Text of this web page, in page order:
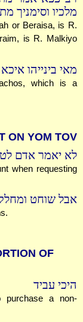
מלכיו וסימניך
or Beraisa, is R.
is R. Malkiyo
מאי בינייהו
which is a
ON YOM TOV
לא יאמר אדם
when requesting
אבל שוחט
OF
היכי עביד
a non-